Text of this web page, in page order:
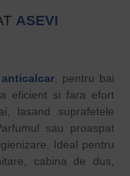
ASEVI
anticalcar, pentru bai
eficient si fara efort
lasand suprafetele
sau proaspat
Ideal pentru
cabina de dus,